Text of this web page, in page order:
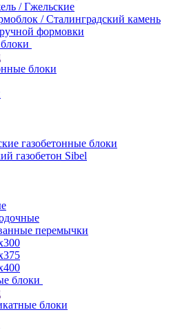
/ Гжельские
/ Сталинградский камень
формовки
блоки
газобетонные блоки
газобетон Sibel
перемычки
блоки
блоки